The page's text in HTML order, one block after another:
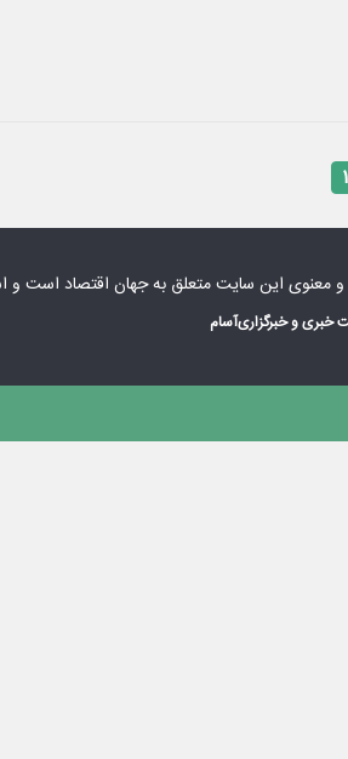
۱
معنوی این سایت متعلق بهجهان اقتصاد است و
خبری و خبرگزاریآسام